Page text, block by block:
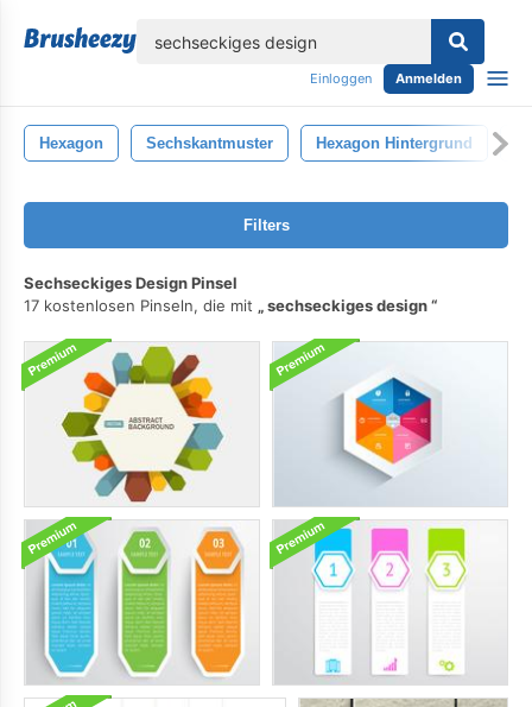
Einloggen Anmelden
Hexagon Sechskantmuster Hexagon Hintergrund
Filters
Sechseckiges Design Pinsel
17 kostenlosen Pinseln, die mit
sechseckiges design